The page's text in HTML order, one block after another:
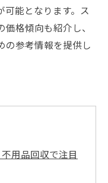
可能となります。ス
格傾向も紹介し、
の参考情報を提供し
用品回収で注目